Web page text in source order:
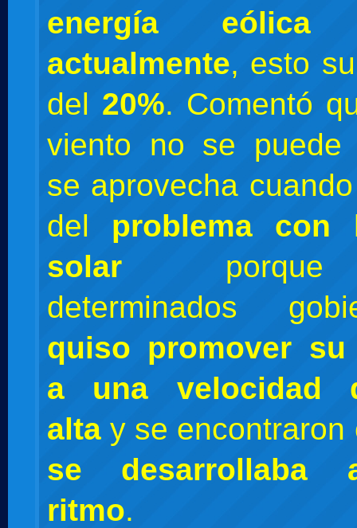
energía eólicay
actualmente, esto
del 20%. Comentó
viento no se puede
se aprovecha
del problema con
solarporque
determinados
quiso promover su
a una velocidad
altay se
se desarrollaba
ritmo.